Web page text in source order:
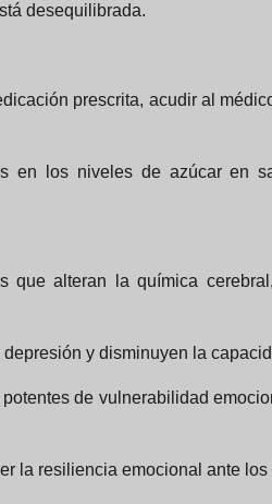
desequilibrada.
prescrita, acudir al
en los niveles de azúcar en
que alteran la química
y disminuyen la
de vulnerabilidad
la resiliencia emocional ante